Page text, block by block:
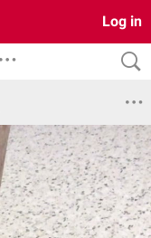
Log in